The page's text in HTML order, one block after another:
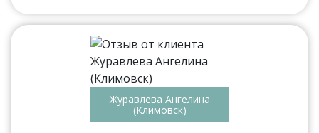
Журавлева Ангелина
(Климовск)